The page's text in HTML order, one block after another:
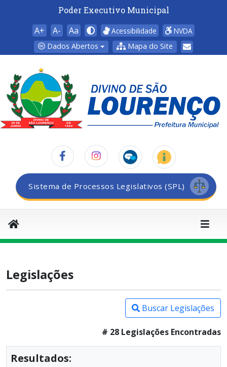
Poder Executivo Municipal
A+ A- Aa Acessibilidade
NVDA
Dados Abertos
Mapa do Site
Sistema de Processos Legislativos (SPL)
Legislações
Buscar Legislações
# 28 Legislações Encontradas
Resultados: